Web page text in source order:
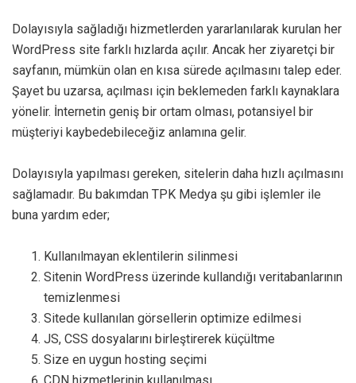
Dolayısıyla sağladığı hizmetlerden yararlanılarak kurulan her
WordPress site farklı hızlarda açılır. Ancak her ziyaretçi bir
sayfanın, mümkün olan en kısa sürede açılmasını talep eder.
Şayet bu uzarsa, açılması için beklemeden farklı kaynaklara
yönelir. İnternetin geniş bir ortam olması, potansiyel bir
müşteriyi kaybedebileceğiz anlamına gelir.
Dolayısıyla yapılması gereken, sitelerin daha hızlı açılmasını
sağlamadır. Bu bakımdan TPK Medya şu gibi işlemler ile
buna yardım eder;
Kullanılmayan eklentilerin silinmesi
Sitenin WordPress üzerinde kullandığı veritabanlarının
temizlenmesi
Sitede kullanılan görsellerin optimize edilmesi
JS, CSS dosyalarını birleştirerek küçültme
Size en uygun hosting seçimi